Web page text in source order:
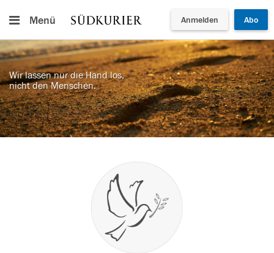
Menü Anmelden Abo
Wir lassen nur die Hand los,
nicht den Menschen.